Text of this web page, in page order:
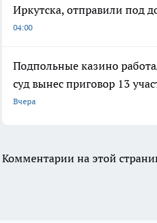
Иркутска, отправили под
04:00
Подпольные казино
суд вынес приговор 13
Вчера
Комментарии на этой